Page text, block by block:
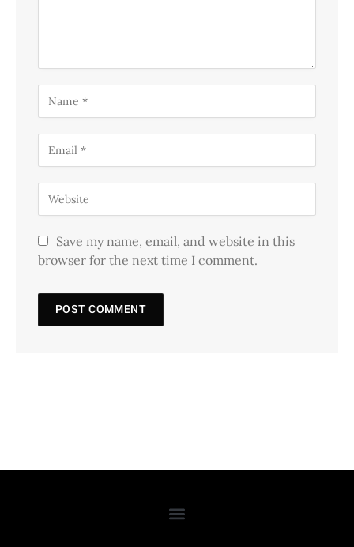
Save my name, email, and website in this
browser for the next time I comment.